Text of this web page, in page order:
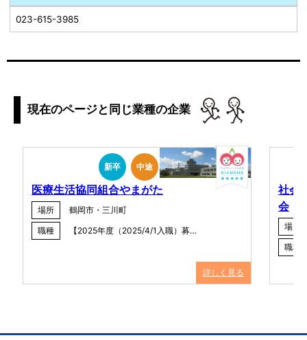
023-615-3985
現在のページと同じ業種の企業
新卒 中途
医療生活協同組合やまがた
場所
鶴岡市・三川町
職種
【2025年度（2025/4/1入職）募…
詳しく見る
社会
会
場所
職種